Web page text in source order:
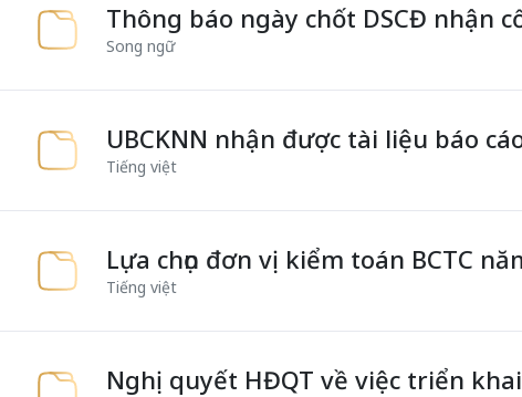
Thông báo ngày chốt DSCĐ nhận
Song ngữ
UBCKNN nhận được tài liệu báo
Tiếng việt
Lựa chọn đơn vị kiểm toán BCTC
Tiếng việt
Nghị quyết HĐQT về việc triển